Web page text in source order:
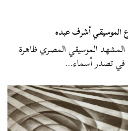
الموسيقي أشرف عبده
الموسيقي المصري ظاهرة
في تصدر أسماء…